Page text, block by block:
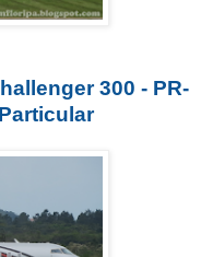
300 - PR-